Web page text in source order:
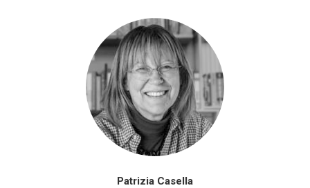
Patrizia Casella